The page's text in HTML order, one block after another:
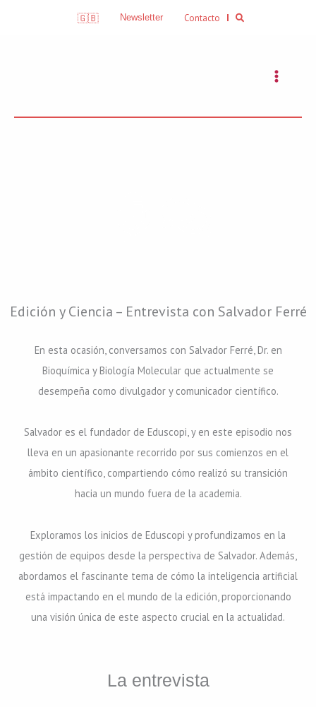
🇬🇧 Newsletter Contacto Search
Edición y Ciencia – Entrevista con Salvador Ferré
En esta ocasión, conversamos con Salvador Ferré, Dr. en
Bioquímica y Biología Molecular que actualmente se
desempeña como divulgador y comunicador científico.
Salvador es el fundador de Eduscopi, y en este episodio nos
lleva en un apasionante recorrido por sus comienzos en el
ámbito científico, compartiendo cómo realizó su transición
hacia un mundo fuera de la academia.
Exploramos los inicios de Eduscopi y profundizamos en la
gestión de equipos desde la perspectiva de Salvador. Además,
abordamos el fascinante tema de cómo la inteligencia artificial
está impactando en el mundo de la edición, proporcionando
una visión única de este aspecto crucial en la actualidad.
La entrevista